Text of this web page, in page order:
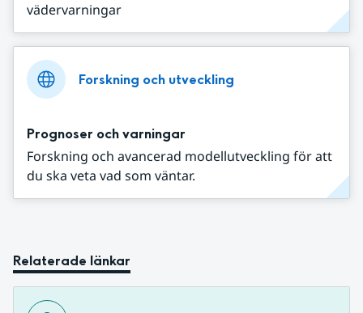
vädervarningar
Forskning och utveckling
Prognoser och varningar
Forskning och avancerad modellutveckling för att
du ska veta vad som väntar.
Relaterade länkar